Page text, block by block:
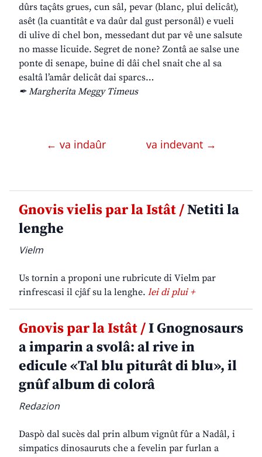
dûrs taçâts grues, cun sâl, pevar (blanc, plui delicât),
asêt (la cuantitât e va daûr dal gust personâl) e vueli
di ulive di chel bon, messedant dut par vê une salsute
no masse licuide. Segret de none? Zontâ ae salse une
ponte di senape, buine di dâi chel snait che al sa
esaltâ l’amâr delicât dai sparcs…
✒ Margherita Meggy Timeus
← va indaûr va indevant →
Gnovis vielis par la Istât /Netiti la
lenghe
Vielm
Us tornin a proponi une rubricute di Vielm par
rinfrescasi il cjâf su la lenghe. lei di plui +
Gnovis par la Istât /I Gnognosaurs
a imparin a svolâ: al rive in
edicule «Tal blu piturât di blu», il
gnûf album di colorâ
Redazion
Daspò dal sucès dal prin album vignût fûr a Nadâl, i
simpatics dinosauruts che a fevelin par furlan a